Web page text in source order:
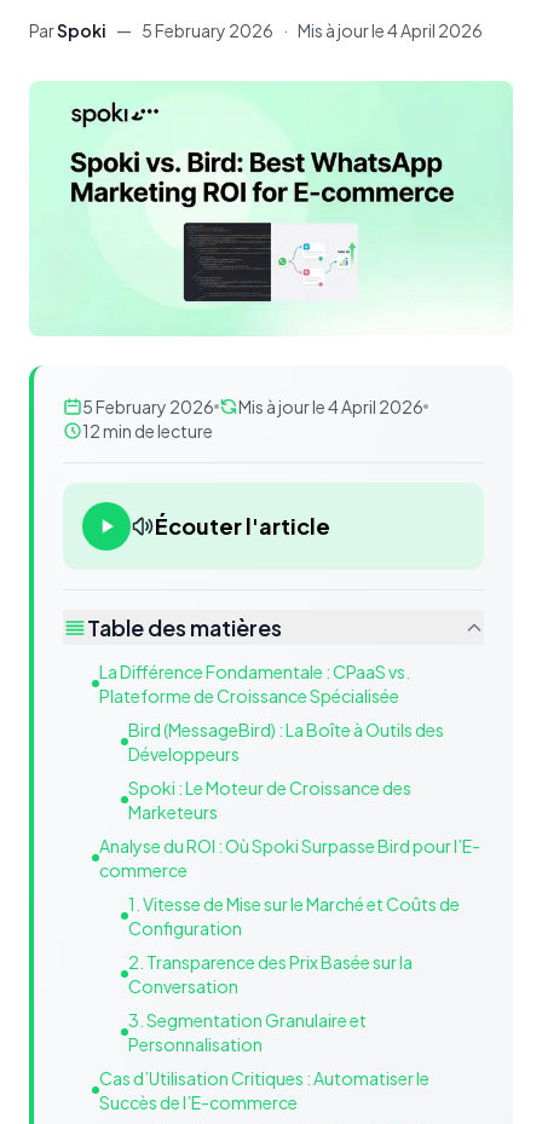
ParSpoki — 5 February 2026 · Mis à jour le4 April 2026
Contenu
5 February 2026
Mis à jour le 4 April 2026
12 min de lecture
Écouter l'article
Table des matières
La Différence Fondamentale : CPaaS vs.
Plateforme de Croissance Spécialisée
Bird (MessageBird) : La Boîte à Outils des
Développeurs
Spoki : Le Moteur de Croissance des
Marketeurs
Analyse du ROI : Où Spoki Surpasse Bird pour l’E-
commerce
1. Vitesse de Mise sur le Marché et Coûts de
Configuration
2. Transparence des Prix Basée sur la
Conversation
3. Segmentation Granulaire et
Personnalisation
Cas d’Utilisation Critiques : Automatiser le
Succès de l’E-commerce